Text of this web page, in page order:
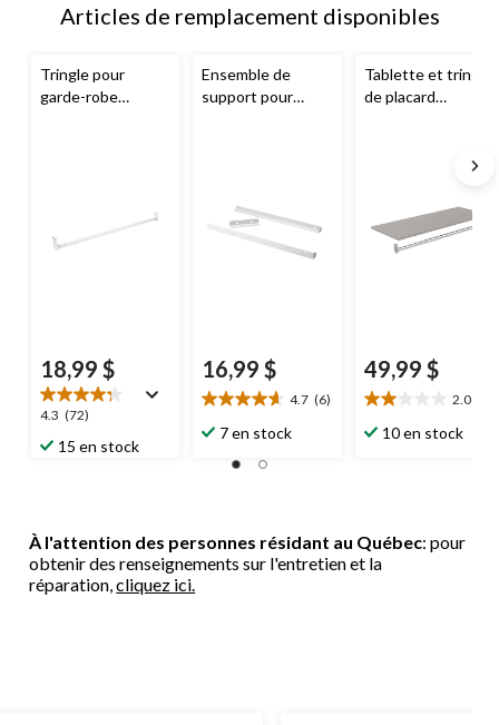
Articles de remplacement disponibles
Tringle pour
garde-robe
18,99 $
4.3 (72)
4.3
étoile(s)
sur
15 en stock
Ensemble de
support pour
blanc
16,99 $
4.7 (6)
4.7
étoile(s)
7 en stock
Tablette et tringle
de placard
49,99 $
2.0
2.0
étoile(s)
10 en stock
À l'attention des personnes résidant au Québec: pour
obtenir des renseignements sur l'entretien et la
réparation,cliquez ici.